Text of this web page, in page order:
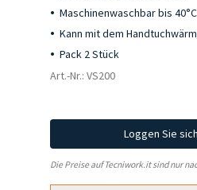
Maschinenwaschbar bis 40°C
Kann mit dem
Pack 2 Stück
Art.-Nr.: VS200
Loggen Sie
Die Preise auf Tecniwork.it sind nur